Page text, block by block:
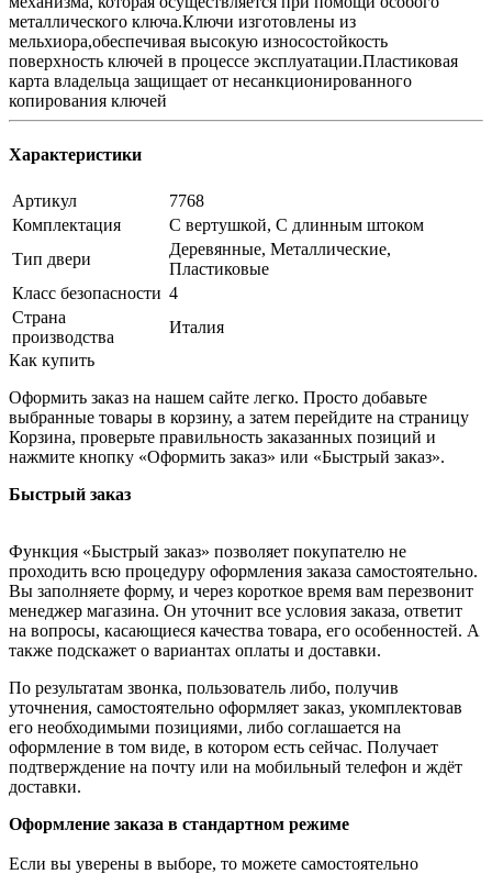
металлического ключа.Ключи изготовлены из
мельхиора,обеспечивая высокую износостойкость
поверхность ключей в процессе эксплуатации.Пластиковая
карта владельца защищает от несанкционированного
копирования ключей
Характеристики
Артикул
7768
Комплектация
С вертушкой, С длинным штоком
Тип двери
Деревянные, Металлические,
Пластиковые
Класс безопасности 4
Страна
производства
Италия
Как купить
Оформить заказ на нашем сайте легко. Просто добавьте
выбранные товары в корзину, а затем перейдите на страницу
Корзина, проверьте правильность заказанных позиций и
нажмите кнопку «Оформить заказ» или «Быстрый заказ».
Быстрый заказ
Функция «Быстрый заказ» позволяет покупателю не
проходить всю процедуру оформления заказа самостоятельно.
Вы заполняете форму, и через короткое время вам перезвонит
менеджер магазина. Он уточнит все условия заказа, ответит
на вопросы, касающиеся качества товара, его особенностей. А
также подскажет о вариантах оплаты и доставки.
По результатам звонка, пользователь либо, получив
уточнения, самостоятельно оформляет заказ, укомплектовав
его необходимыми позициями, либо соглашается на
оформление в том виде, в котором есть сейчас. Получает
подтверждение на почту или на мобильный телефон и ждёт
доставки.
Оформление заказа в стандартном режиме
Если вы уверены в выборе, то можете самостоятельно